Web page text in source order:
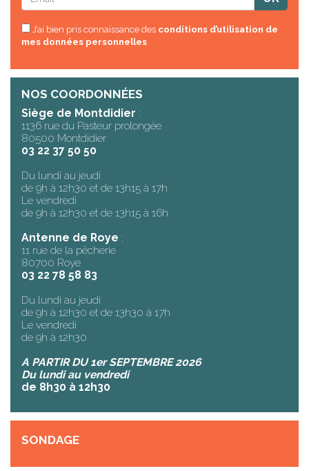
J’ai bien pris connaissance des conditions d’utilisation de
mes données personnelles
NOS COORDONNÉES
Siège de Montdidier :
1136 rue du Pasteur prolongée
80500 Montdidier
03 22 37 50 50
Du lundi au jeudi
de 9h à 12h30 et de 13h15 à 17h
Le vendredi
de 9h à 12h30 et de 13h15 à 16h
Antenne de Roye :
11 rue de la pêcherie
80700 Roye
03 22 78 58 83
Du lundi au jeudi
de 9h à 12h30 et de 13h30 à 17h
Le vendredi
de 9h à 12h30
A PARTIR DU 1er SEPTEMBRE 2026
Du lundi au vendredi
de 8h30 à 12h30
SONDAGE